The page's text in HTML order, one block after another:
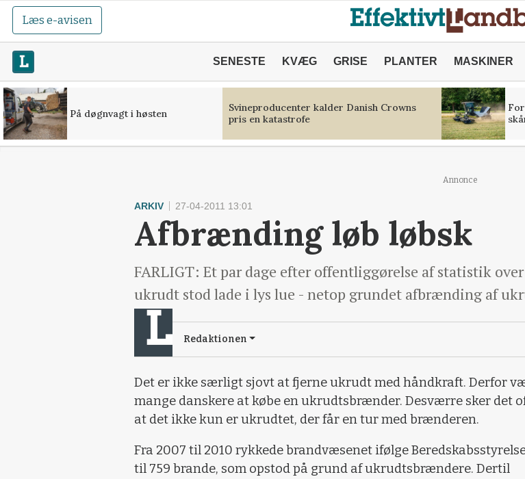
Læs e-avisen
SENESTE KVÆG GRISE PLANTER MASKINER
På døgnvagt i høsten
Svineproducenter kalder Danish Crowns
pris en katastrofe
Annonce
ARKIV 27-04-2011 13:01
Afbrænding løb løbsk
FARLIGT: Et par dage efter offentliggørelse af statistik
ukrudt stod lade i lys lue - netop grundet afbrænding af
Redaktionen
Det er ikke særligt sjovt at fjerne ukrudt med håndkraft. Derfor
mange danskere at købe en ukrudtsbrænder. Desværre sker det
at det ikke kun er ukrudtet, der får en tur med brænderen.
Fra 2007 til 2010 rykkede brandvæsenet ifølge
til 759 brande, som opstod på grund af ukrudtsbrændere. Dertil